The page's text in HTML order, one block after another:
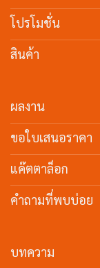
โปรโมชั่น
สินค้า
ผลงาน
ขอใบเสนอราคา
แค๊ตตาล็อก
คำถามที่พบบ่อย
บทความ